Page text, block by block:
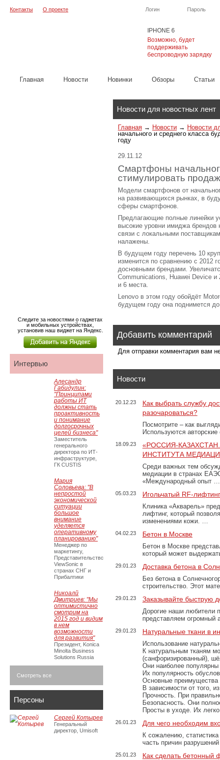
IPHONE 6
Возможно, будет
поддерживать
беспроводную зарядку
Логин Пароль
Контакты О проекте
Главная Новости Новинки Обзоры Cтатьи
Новости для новостных лент
Главная → Новости → Новости
начального и среднего класса
году
29.11.12
Смартфоны
стимулировать
Модели смартфонов от
на развивающихся рынках, в
сферы смартфонов.
Предлагающие полные линейки
высокие уровни имиджа
связи с локальными
налажены.
В будущем году перечень 10
изменится по сравнению с 2012
досновными брендами.
Communications, Huawei Device
и 6 места.
Lenovo в этом году обойдёт
будущем году она поднимется
Добавить комментарий
Для отправки комментария вам
Новости
20.12.23
Как выбрать службу
разочароваться?
Посмотрите – как
Используются
18.09.23
«РОССИЯ-
ИНСТИТУТА
Среди важных тем
медиации в странах
«Международный опыт …
05.03.23 Игольчатый RF-
Клиника «Акварель»
лифтинг, который
изменениями кожи. …
04.02.23 Бетон в Москве
Бетон в Москве
который может
29.01.23 Доставка бетона в
Без бетона в
строительство. Этот
29.01.23 Заказывайте быструю
Дорогие наши любители
представляем огромный
29.01.23 Натуральные ткани в
Использование
К натуральным тканям
(санфоризированный),
Они наиболее популярны
Их популярность
Основные преимущества
В зависимости от того,
Прочность. При
Безопасность. Они
Просты в уходе. Их
26.01.23 Для чего необходим
К сожалению,
часть причин
25.01.23 Как сделать бетонный
Следите за новостями о гаджетах
и мобильных устройствах,
установив наш виджет на Яндекс.
Интервью
Алесандр
Габидулин:
"Принципами
работы ИТ
должны стать
проактивность
и понимание
долгосрочных
целей бизнеса"
Заместитель
генерального
директора по ИТ-
инфраструктуре,
ГК CUSTIS
Мария
Соловьева: "В
непростой
экономической
ситуации
большое
внимание
уделяется
оперативному
планированию"
Менеджер по
маркетингу,
Представительство
ViewSonic в
странах СНГ и
Прибалтики
Никоалй
Дмитриев: "Мы
оптимистично
смотрим на
2015 год и видим
в нем
возможности
для развития"
Президент, Konica
Minolta Business
Solutions Russia
Смотреть все
Персоны
Сергей Котырев
Генеральный
директор, Umisoft